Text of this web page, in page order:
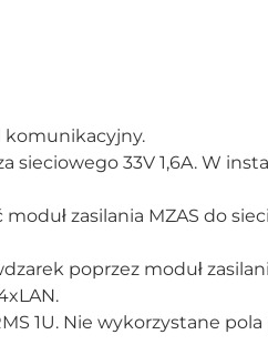
komunikacyjny.
sieciowego 33V 1,6A. W
zasilania MZAS do
poprzez moduł
1U. Nie wykorzystane